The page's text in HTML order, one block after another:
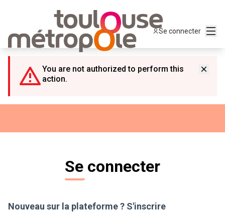
Se connecter
You are not authorized to perform this
action.
Se connecter
Nouveau sur la plateforme ? S'inscrire